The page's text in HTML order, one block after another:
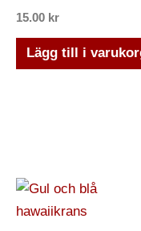
15.00 kr
Lägg till i